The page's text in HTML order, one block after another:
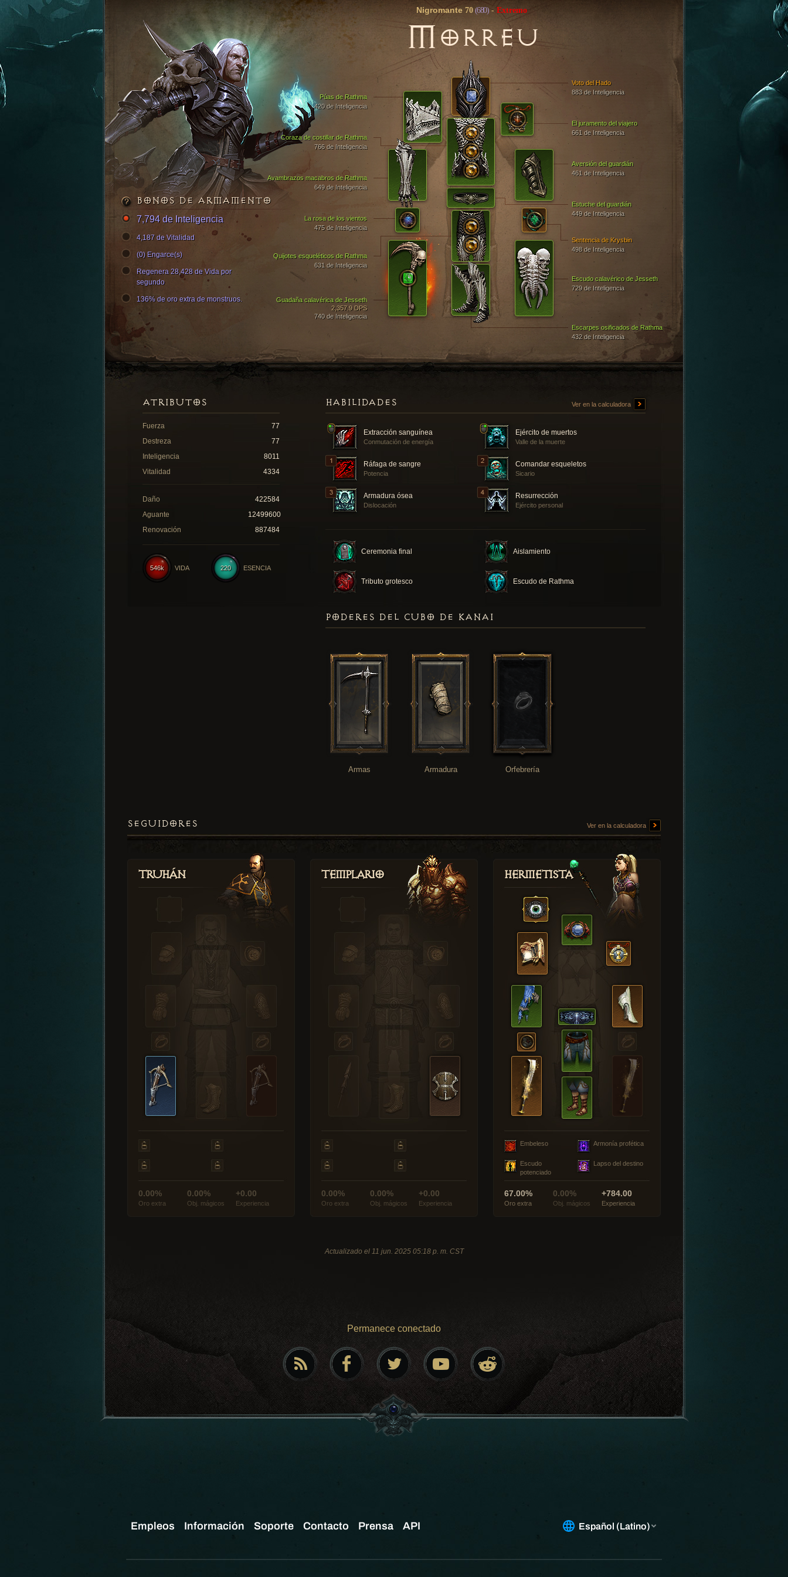
Nigromante70 (680) - Extremo
MORREU
Voto del Hado
883 de Inteligencia
Coraza de costillar de Rathma
766 de Inteligencia
Escarpes osificados de Rathma
432 de Inteligencia
Avambrazos macabros de Rathma
649 de Inteligencia
Púas de Rathma
420 de Inteligencia
Quijotes esqueléticos de Rathma
631 de Inteligencia
Aversión del guardián
461 de Inteligencia
Guadaña calavérica de Jesseth
2,357.9 DPS
740 de Inteligencia
Escudo calavérico de Jesseth
729 de Inteligencia
Estuche del guardián
449 de Inteligencia
Sentencia de Krysbin
498 de Inteligencia
La rosa de los vientos
475 de Inteligencia
El juramento del viajero
661 de Inteligencia
BONOS DE ARMAMENTO
7,794 de Inteligencia
4,187 de Vitalidad
(0) Engarce(s)
Regenera 28,428 de Vida por
segundo
136% de oro extra de monstruos.
HABILIDADES Ver en la calculadora
Extracción sanguínea
Conmutación de energía
Ejército de muertos
Valle de la muerte
Ráfaga de sangre
Potencia
Comandar esqueletos
Sicario
Armadura ósea
Dislocación
Resurrección
Ejército personal
Ceremonia final Aislamiento
Tributo grotesco Escudo de Rathma
ATRIBUTOS
Fuerza
77
Destreza
77
Inteligencia
8011
Vitalidad
4334
Daño
422584
Aguante
12499600
Renovación
887484
220 ESENCIA
546k VIDA
PODERES DEL CUBO DE KANAI
Armas Armadura Orfebrería
SEGUIDORES Ver en la calculadora
Truhán
0.00%
Oro extra
0.00%
Obj. mágicos
+0.00
Experiencia
Templario
0.00%
Oro extra
0.00%
Obj. mágicos
+0.00
Experiencia
Hermetista
Embeleso Armonía profética
Escudo
potenciado
Lapso del destino
67.00%
Oro extra
0.00%
Obj. mágicos
+784.00
Experiencia
Actualizado el 11 jun. 2025 05:18 p. m. CST
Permanece conectado